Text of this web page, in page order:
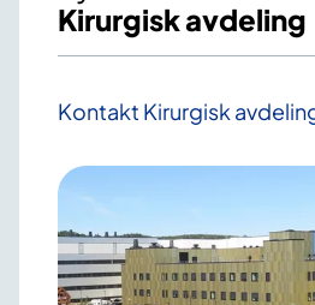
Kirurgisk avdeling
Kontakt Kirurgisk